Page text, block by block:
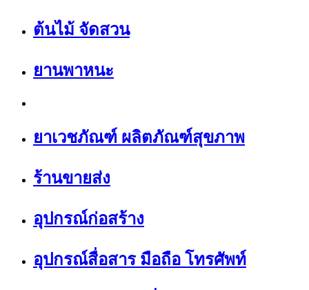
ต้นไม้ จัดสวน
ยานพาหนะ
ยาเวชภัณฑ์ ผลิตภัณฑ์สุขภาพ
ร้านขายส่ง
อุปกรณ์ก่อสร้าง
อุปกรณ์สื่อสาร มือถือ โทรศัพท์